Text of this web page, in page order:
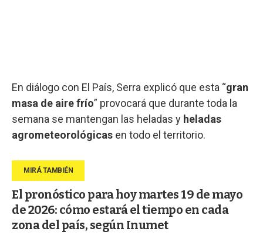
En diálogo con El País, Serra explicó que esta “gran
masa de aire frío” provocará que durante toda la
semana se mantengan las heladas y heladas
agrometeorológicas en todo el territorio.
El pronóstico para hoy martes 19 de mayo
de 2026: cómo estará el tiempo en cada
zona del país, según Inumet